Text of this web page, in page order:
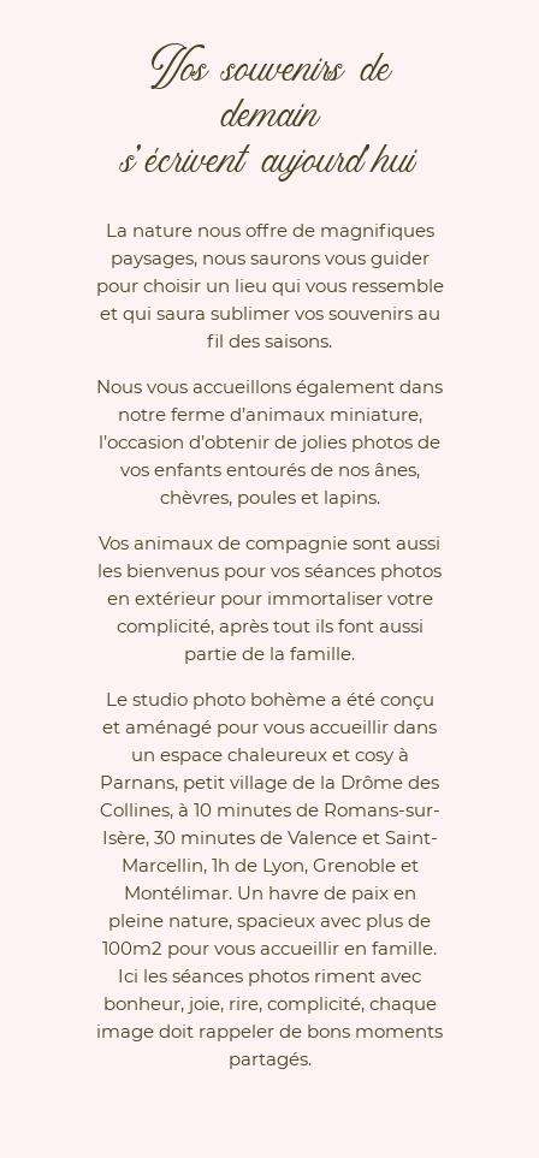
Vos souvenirs de
demain
s’écrivent aujourd’hui
La nature nous offre de magnifiques
paysages, nous saurons vous guider
pour choisir un lieu qui vous ressemble
et qui saura sublimer vos souvenirs au
fil des saisons.
Nous vous accueillons également dans
notre ferme d’animaux miniature,
l’occasion d’obtenir de jolies photos de
vos enfants entourés de nos ânes,
chèvres, poules et lapins.
Vos animaux de compagnie sont aussi
les bienvenus pour vos séances photos
en extérieur pour immortaliser votre
complicité, après tout ils font aussi
partie de la famille.
Le studio photo bohème a été conçu
et aménagé pour vous accueillir dans
un espace chaleureux et cosy à
Parnans, petit village de la Drôme des
Collines, à 10 minutes de Romans-sur-
Isère, 30 minutes de Valence et Saint-
Marcellin, 1h de Lyon, Grenoble et
Montélimar. Un havre de paix en
pleine nature, spacieux avec plus de
100m2 pour vous accueillir en famille.
Ici les séances photos riment avec
bonheur, joie, rire, complicité, chaque
image doit rappeler de bons moments
partagés.